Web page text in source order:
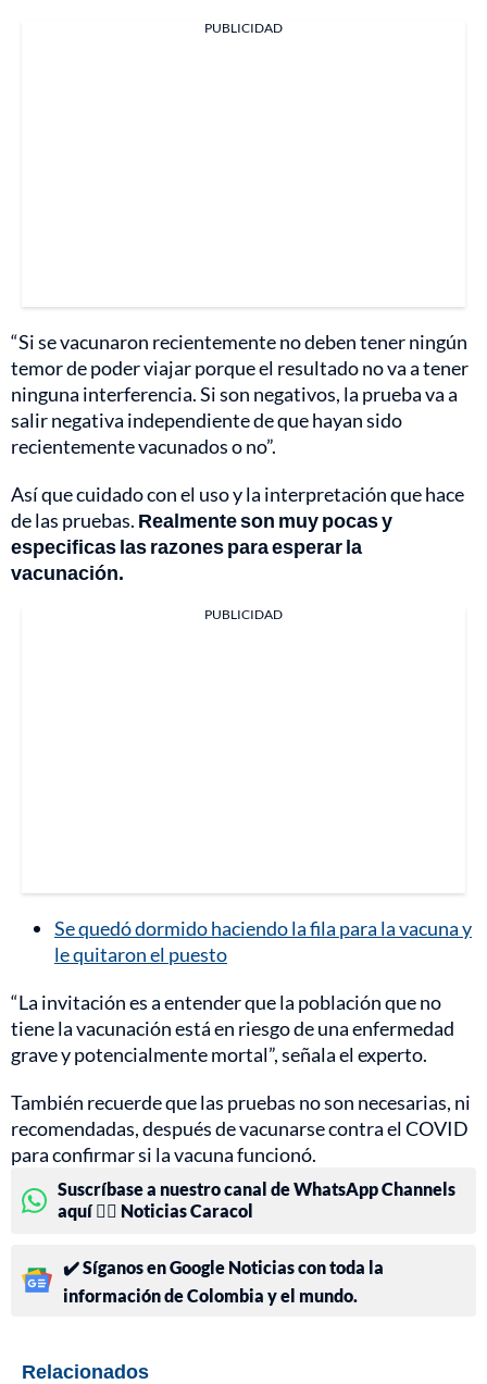
PUBLICIDAD
“Si se vacunaron recientemente no deben tener ningún
temor de poder viajar porque el resultado no va a tener
ninguna interferencia. Si son negativos, la prueba va a
salir negativa independiente de que hayan sido
recientemente vacunados o no”.
Así que cuidado con el uso y la interpretación que hace
de las pruebas. Realmente son muy pocas y
especificas las razones para esperar la
vacunación.
PUBLICIDAD
Se quedó dormido haciendo la fila para la vacuna y
le quitaron el puesto
“La invitación es a entender que la población que no
tiene la vacunación está en riesgo de una enfermedad
grave y potencialmente mortal”, señala el experto.
También recuerde que las pruebas no son necesarias, ni
recomendadas, después de vacunarse contra el COVID
para confirmar si la vacuna funcionó.
Suscríbase a nuestro canal de WhatsApp Channels
aquí 👉🏻 Noticias Caracol
✔️ Síganos en Google Noticias con toda la
información de Colombia y el mundo.
Relacionados